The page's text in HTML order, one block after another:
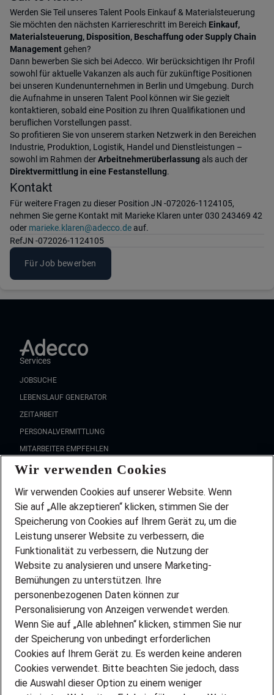
Werden Sie Teil unseres Talent Pools Einkauf & Materialsteuerung
Sie möchten den nächsten Karriereschritt im Bereich Einkauf,
Materialsteuerung, Disposition, Beschaffung oder Supply Chain
Managementgehen?
Dann bewerben Sie sich bei Adecco. Wir berücksichtigen Ihr Profil
sowohl für aktuelle Vakanzen als auch für zukünftige Positionen
bei unseren Kundenunternehmen in Berlin und Umgebung. Durch
die Aufnahme in unseren Talent Pool können wir Sie gezielt
kontaktieren, sobald eine Position zu Ihren Qualifikationen und
beruflichen Vorstellungen passt.
So profitieren Sie von unserem starken Netzwerk in den Bereichen
Industrie, Produktion, Logistik, Handel und Dienstleistungen –
sowohl im Rahmen derArbeitnehmerüberlassungals auch der
Direktvermittlung in eine Festanstellung.
Kontakt
Für weitere Fragen zu dieser Position JN -072026-1124105,
nehmen Sie gerne Kontakt mit Marieke Klaren unter 030 243469 42
oder marieke.klaren@adecco.deauf.
RefJN -072026-1124105
Für Job bewerben
Services
JOBSUCHE
LEBENSLAUF GENERATOR
ZEITARBEIT
PERSONALVERMITTLUNG
MITARBEITER EMPFEHLEN
FAQ
Wir stellen ein!
DEINE BERUFSGRUPPE
DEINE LEBENSSITUATION
PARTNERSHIP WITH AIRBUS
INITIATIV BEWERBEN
ÜBER UNS
STANDORTE
BLOG
PRESSE
KONTAKT
Wir verwenden Cookies
Wir verwenden Cookies auf unserer Website. Wenn
Sie auf „Alle akzeptieren“ klicken, stimmen Sie der
Speicherung von Cookies auf Ihrem Gerät zu, um die
Leistung unserer Website zu verbessern, die
Funktionalität zu verbessern, die Nutzung der
Website zu analysieren und unsere Marketing-
Bemühungen zu unterstützen. Ihre
personenbezogenen Daten können zur
Personalisierung von Anzeigen verwendet werden.
Wenn Sie auf „Alle ablehnen“ klicken, stimmen Sie nur
der Speicherung von unbedingt erforderlichen
Cookies auf Ihrem Gerät zu. Es werden keine anderen
Cookies verwendet. Bitte beachten Sie jedoch, dass
die Auswahl dieser Option zu einem weniger